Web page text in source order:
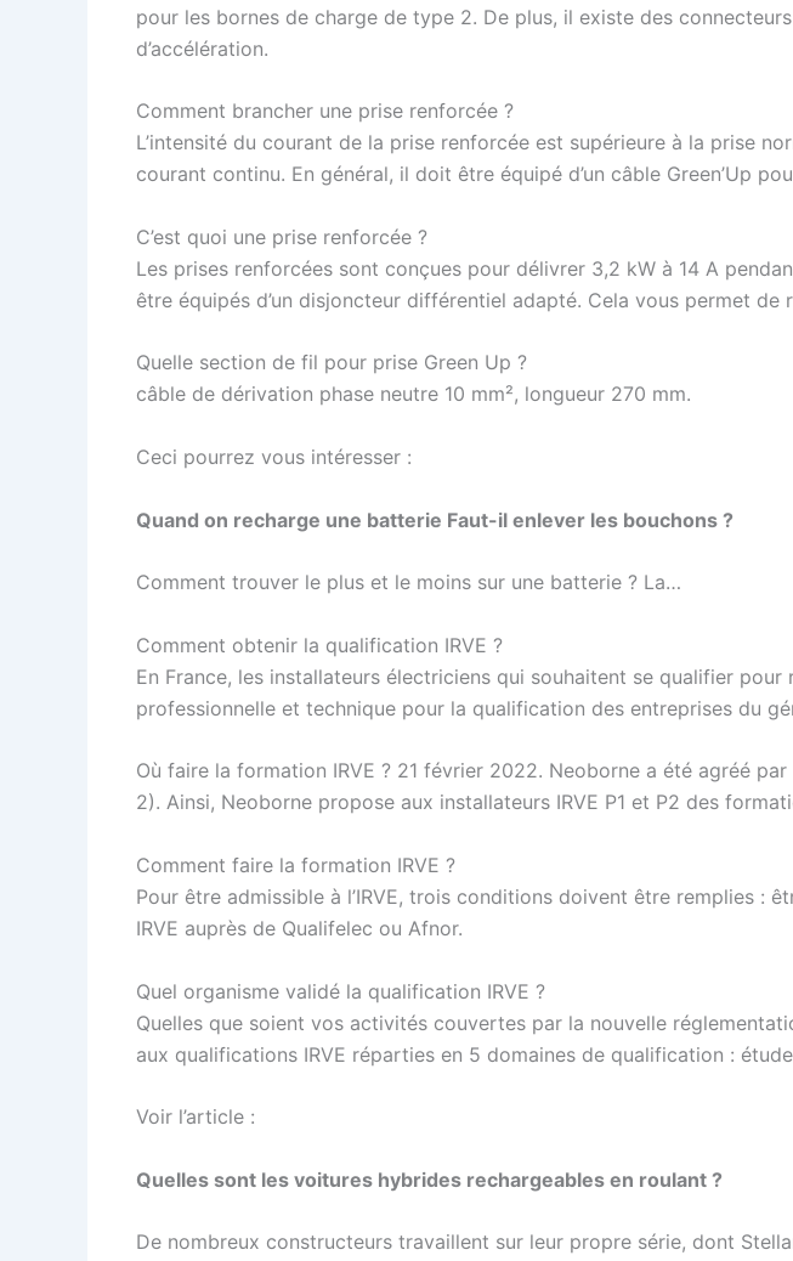
pour les bornes de charge de type 2. De plus, il existe des
d’accélération.
Comment brancher une prise renforcée ?
L’intensité du courant de la prise renforcée est supérieure à la prise
courant continu. En général, il doit être équipé d’un câble Green’Up
C’est quoi une prise renforcée ?
Les prises renforcées sont conçues pour délivrer 3,2 kW à 14 A
être équipés d’un disjoncteur différentiel adapté. Cela vous permet
Quelle section de fil pour prise Green Up ?
câble de dérivation phase neutre 10 mm², longueur 270 mm.
Ceci pourrez vous intéresser :
Quand on recharge une batterie Faut-il enlever les bouchons ?
Comment trouver le plus et le moins sur une batterie ? La…
Comment obtenir la qualification IRVE ?
En France, les installateurs électriciens qui souhaitent se qualifier pour
professionnelle et technique pour la qualification des entreprises du
Où faire la formation IRVE ? 21 février 2022. Neoborne a été agréé
2). Ainsi, Neoborne propose aux installateurs IRVE P1 et P2 des
Comment faire la formation IRVE ?
Pour être admissible à l’IRVE, trois conditions doivent être remplies :
IRVE auprès de Qualifelec ou Afnor.
Quel organisme validé la qualification IRVE ?
Quelles que soient vos activités couvertes par la nouvelle
aux qualifications IRVE réparties en 5 domaines de qualification :
Voir l’article :
Quelles sont les voitures hybrides rechargeables en roulant ?
De nombreux constructeurs travaillent sur leur propre série, dont